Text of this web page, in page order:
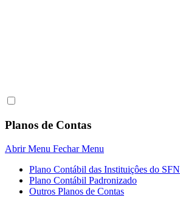
Planos de Contas
Abrir Menu Fechar Menu
Plano Contábil das Instituiçôes do SFN
Plano Contábil Padronizado
Outros Planos de Contas